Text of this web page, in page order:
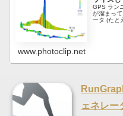
GPS ラン
が溜まっ
ータ (たと
www.photoclip.net
ェネレー